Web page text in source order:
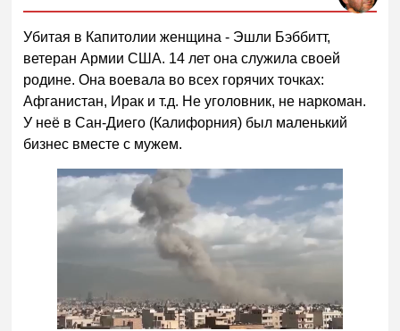
Убитая в Капитолии женщина - Эшли Бэббитт,
ветеран Армии США. 14 лет она служила своей
родине. Она воевала во всех горячих точках:
Афганистан, Ирак и т.д. Не уголовник, не наркоман.
У неё в Сан-Диего (Калифорния) был маленький
бизнес вместе с мужем.